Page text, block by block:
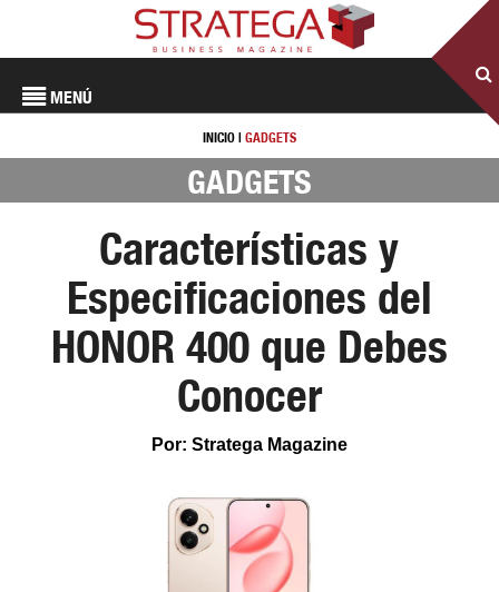
MENÚ
INICIO | GADGETS
GADGETS
Características y
Especificaciones del
HONOR 400 que Debes
Conocer
Por: Stratega Magazine